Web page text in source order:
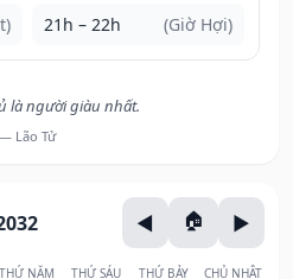
21h – 22h (Giờ Hợi)
là người giàu nhất.
— Lão Tử
THỨ NĂM THỨ SÁU THỨ BẢY CHỦ NHẬT